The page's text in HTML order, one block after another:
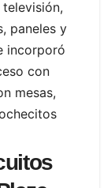
paneles y
incorporó
con
mesas,